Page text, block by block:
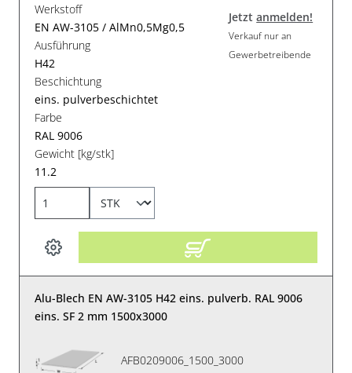
Werkstoff
EN AW-3105 / AlMn0,5Mg0,5
Ausführung
H42
Beschichtung
eins. pulverbeschichtet
Farbe
RAL 9006
Gewicht [kg/stk]
11.2
Jetztanmelden!
Verkauf nur an
Gewerbetreibende
Alu-Blech EN AW-3105 H42 eins. pulverb. RAL 9006
eins. SF 2 mm 1500x3000
AFB0209006_1500_3000